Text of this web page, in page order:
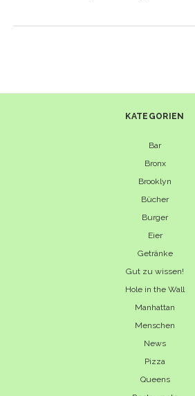
KATEGORIEN
Bar
Bronx
Brooklyn
Bücher
Burger
Eier
Getränke
Gut zu wissen!
Hole in the Wall
Manhattan
Menschen
News
Pizza
Queens